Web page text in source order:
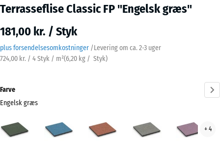
Terrasseflise Classic FP "Engelsk græs"
181,00 kr. / Styk
plus forsendelsesomkostninger /Levering om ca. 2-3 uger
724,00 kr. / 4 Styk / m²(6,20 kg / Styk)
Farve
Engelsk græs
granit
+ 4